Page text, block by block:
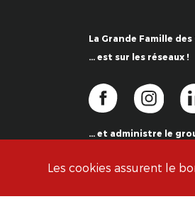
La Grande Famille
… est sur les réseaux !
… et administre le
Les cookies assurent le